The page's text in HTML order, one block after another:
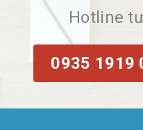
Hotline
0935 1919